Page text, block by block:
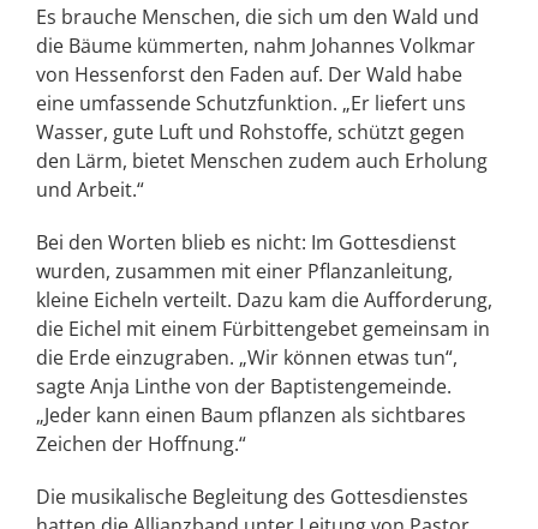
Es brauche Menschen, die sich um den Wald und
die Bäume kümmerten, nahm Johannes Volkmar
von Hessenforst den Faden auf. Der Wald habe
eine umfassende Schutzfunktion. „Er liefert uns
Wasser, gute Luft und Rohstoffe, schützt gegen
den Lärm, bietet Menschen zudem auch Erholung
und Arbeit.“
Bei den Worten blieb es nicht: Im Gottesdienst
wurden, zusammen mit einer Pflanzanleitung,
kleine Eicheln verteilt. Dazu kam die Aufforderung,
die Eichel mit einem Fürbittengebet gemeinsam in
die Erde einzugraben. „Wir können etwas tun“,
sagte Anja Linthe von der Baptistengemeinde.
„Jeder kann einen Baum pflanzen als sichtbares
Zeichen der Hoffnung.“
Die musikalische Begleitung des Gottesdienstes